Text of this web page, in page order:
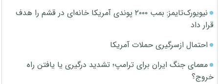
نیویورک‌تایمز: بمب ۲۰۰۰ پوندی آمریکا خانه‌ای در قشم را هدف
قرار داد
احتمال ازسرگیری حملات آمریکا
معمای جنگ ایران برای ترامپ؛ تشدید درگیری یا یافتن راه
خروج؟